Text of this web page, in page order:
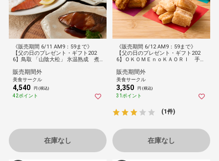
《販売期間 6/11 AM9：59まで》
【父の日のプレゼント・ギフト202
6】鳥取 「山陰大松」 氷温熟成 煮
販売期間外
美食サークル
4,540 円 (税込)
42ポイント
在庫なし
《販売期間 6/12 AM9：59まで》
【父の日のプレゼント・ギフト202
6】ＯＫＯＭＥｎｏＫＡＯＲＩ 手揚
販売期間外
美食サークル
3,350 円 (税込)
31ポイント
(1件)
在庫なし